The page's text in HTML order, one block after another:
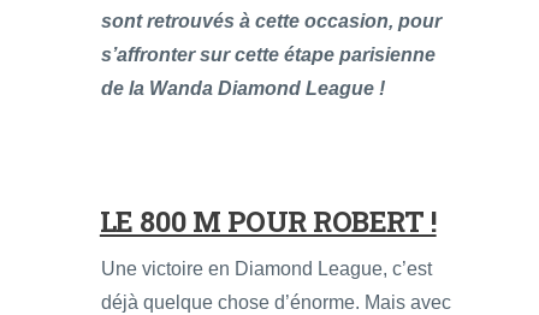
sont retrouvés à cette occasion, pour
s’affronter sur cette étape parisienne
de la Wanda Diamond League !
LE 800 M POUR ROBERT !
Une victoire en Diamond League, c’est
déjà quelque chose d’énorme. Mais avec